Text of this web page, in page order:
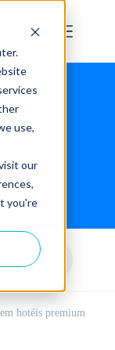
use,
our
you're
hotéis premium